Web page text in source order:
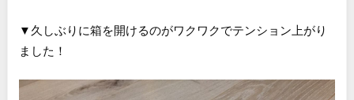
▼久しぶりに箱を開けるのがワクワクでテンション上がり
ました！